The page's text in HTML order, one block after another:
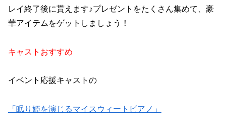
レイ終了後に貰えます♪プレゼントをたくさん集めて、豪
華アイテムをゲットしましょう！
キャストおすすめ
イベント応援キャストの
「眠り姫を演じるマイスウィートピアノ」